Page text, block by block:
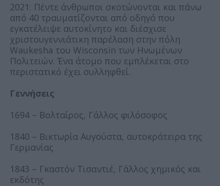
2021: Πέντε άνθρωποι σκοτώνονται και πάνω
από 40 τραυματίζονται από οδηγό που
εγκατέλειψε αυτοκίνητο και διέσχισε
χριστουγεννιάτικη παρέλαση στην πόλη
Waukesha του Wisconsin των Ηνωμένων
Πολιτειών. Ένα άτομο που εμπλέκεται στο
περιστατικό έχει συλληφθεί.
Γεννήσεις
1694 – Βολταίρος, Γάλλος φιλόσοφος
1840 – Βικτωρία Αυγούστα, αυτοκράτειρα της
Γερμανίας
1843 – Γκαστόν Τισαντιέ, Γάλλος χημικός και
εκδότης